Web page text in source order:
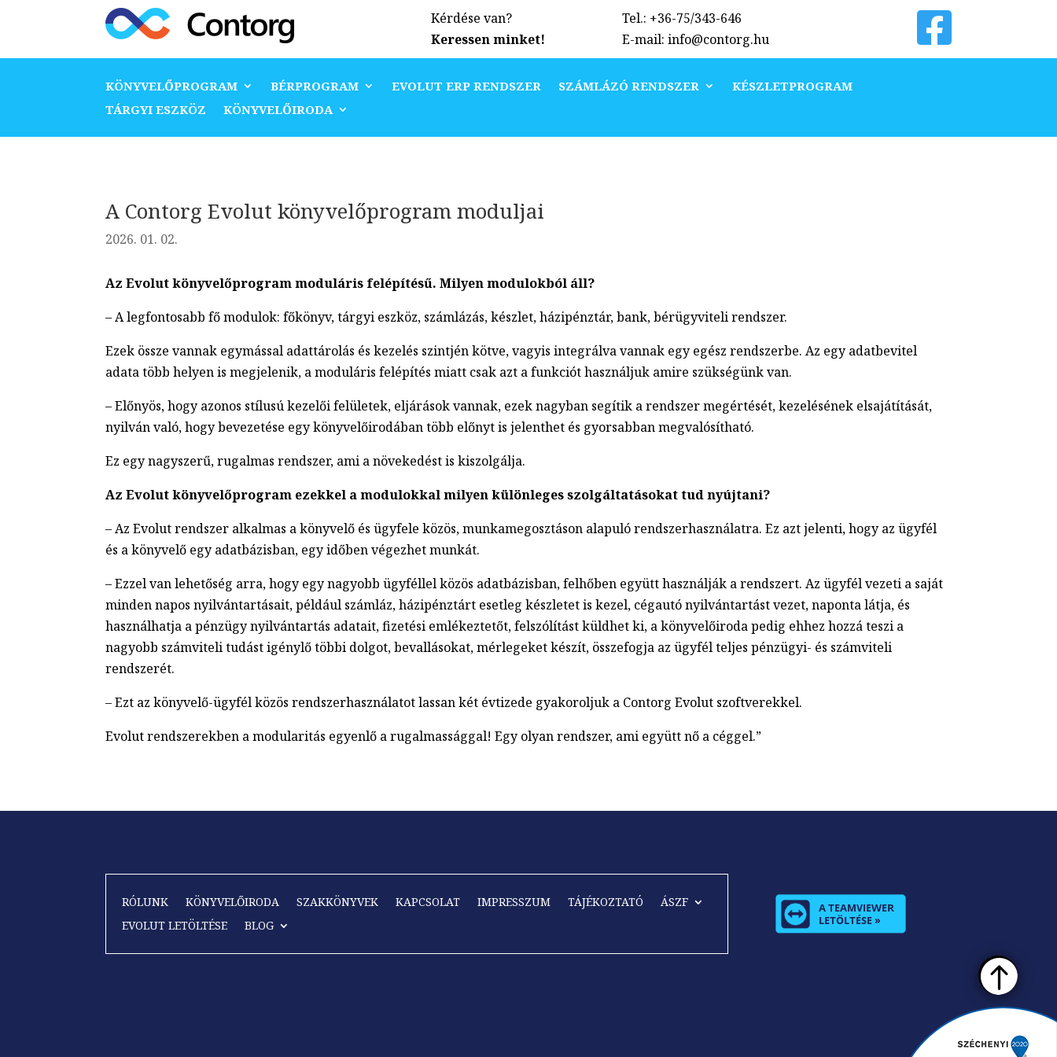
Kérdése van?
Keressen minket!
Tel.: +36-75/343-646
E-mail: info@contorg.hu
KÖNYVELŐPROGRAM BÉRPROGRAM EVOLUT ERP RENDSZER SZÁMLÁZÓ RENDSZER
KÉSZLETPROGRAM
TÁRGYI ESZKÖZ
KÖNYVELŐIRODA
A Contorg Evolut könyvelőprogram moduljai
2026. 01. 02.
Az Evolut könyvelőprogram moduláris felépítésű. Milyen modulokból áll?
– A legfontosabb fő modulok: főkönyv, tárgyi eszköz, számlázás, készlet, házipénztár, bank, bérügyviteli rendszer.
Ezek össze vannak egymással adattárolás és kezelés szintjén kötve, vagyis integrálva vannak egy egész rendszerbe. Az egy adatbevitel
adata több helyen is megjelenik, a moduláris felépítés miatt csak azt a funkciót használjuk amire szükségünk van.
– Előnyös, hogy azonos stílusú kezelői felületek, eljárások vannak, ezek nagyban segítik a rendszer megértését, kezelésének elsajátítását,
nyilván való, hogy bevezetése egy könyvelőirodában több előnyt is jelenthet és gyorsabban megvalósítható.
Ez egy nagyszerű, rugalmas rendszer, ami a növekedést is kiszolgálja.
Az Evolut könyvelőprogram ezekkel a modulokkal milyen különleges szolgáltatásokat tud nyújtani?
– Az Evolut rendszer alkalmas a könyvelő és ügyfele közös, munkamegosztáson alapuló rendszerhasználatra. Ez azt jelenti, hogy az ügyfél
és a könyvelő egy adatbázisban, egy időben végezhet munkát.
– Ezzel van lehetőség arra, hogy egy nagyobb ügyféllel közös adatbázisban, felhőben együtt használják a rendszert. Az ügyfél vezeti a saját
minden napos nyilvántartásait, például számláz, házipénztárt esetleg készletet is kezel, cégautó nyilvántartást vezet, naponta látja, és
használhatja a pénzügy nyilvántartás adatait, fizetési emlékeztetőt, felszólítást küldhet ki, a könyvelőiroda pedig ehhez hozzá teszi a
nagyobb számviteli tudást igénylő többi dolgot, bevallásokat, mérlegeket készít, összefogja az ügyfél teljes pénzügyi- és számviteli
rendszerét.
– Ezt az könyvelő-ügyfél közös rendszerhasználatot lassan két évtizede gyakoroljuk a Contorg Evolut szoftverekkel.
Evolut rendszerekben a modularitás egyenlő a rugalmassággal! Egy olyan rendszer, ami együtt nő a céggel.”
RÓLUNK KÖNYVELŐIRODA SZAKKÖNYVEK KAPCSOLAT IMPRESSZUM TÁJÉKOZTATÓ
ÁSZF
EVOLUT LETÖLTÉSE
BLOG
